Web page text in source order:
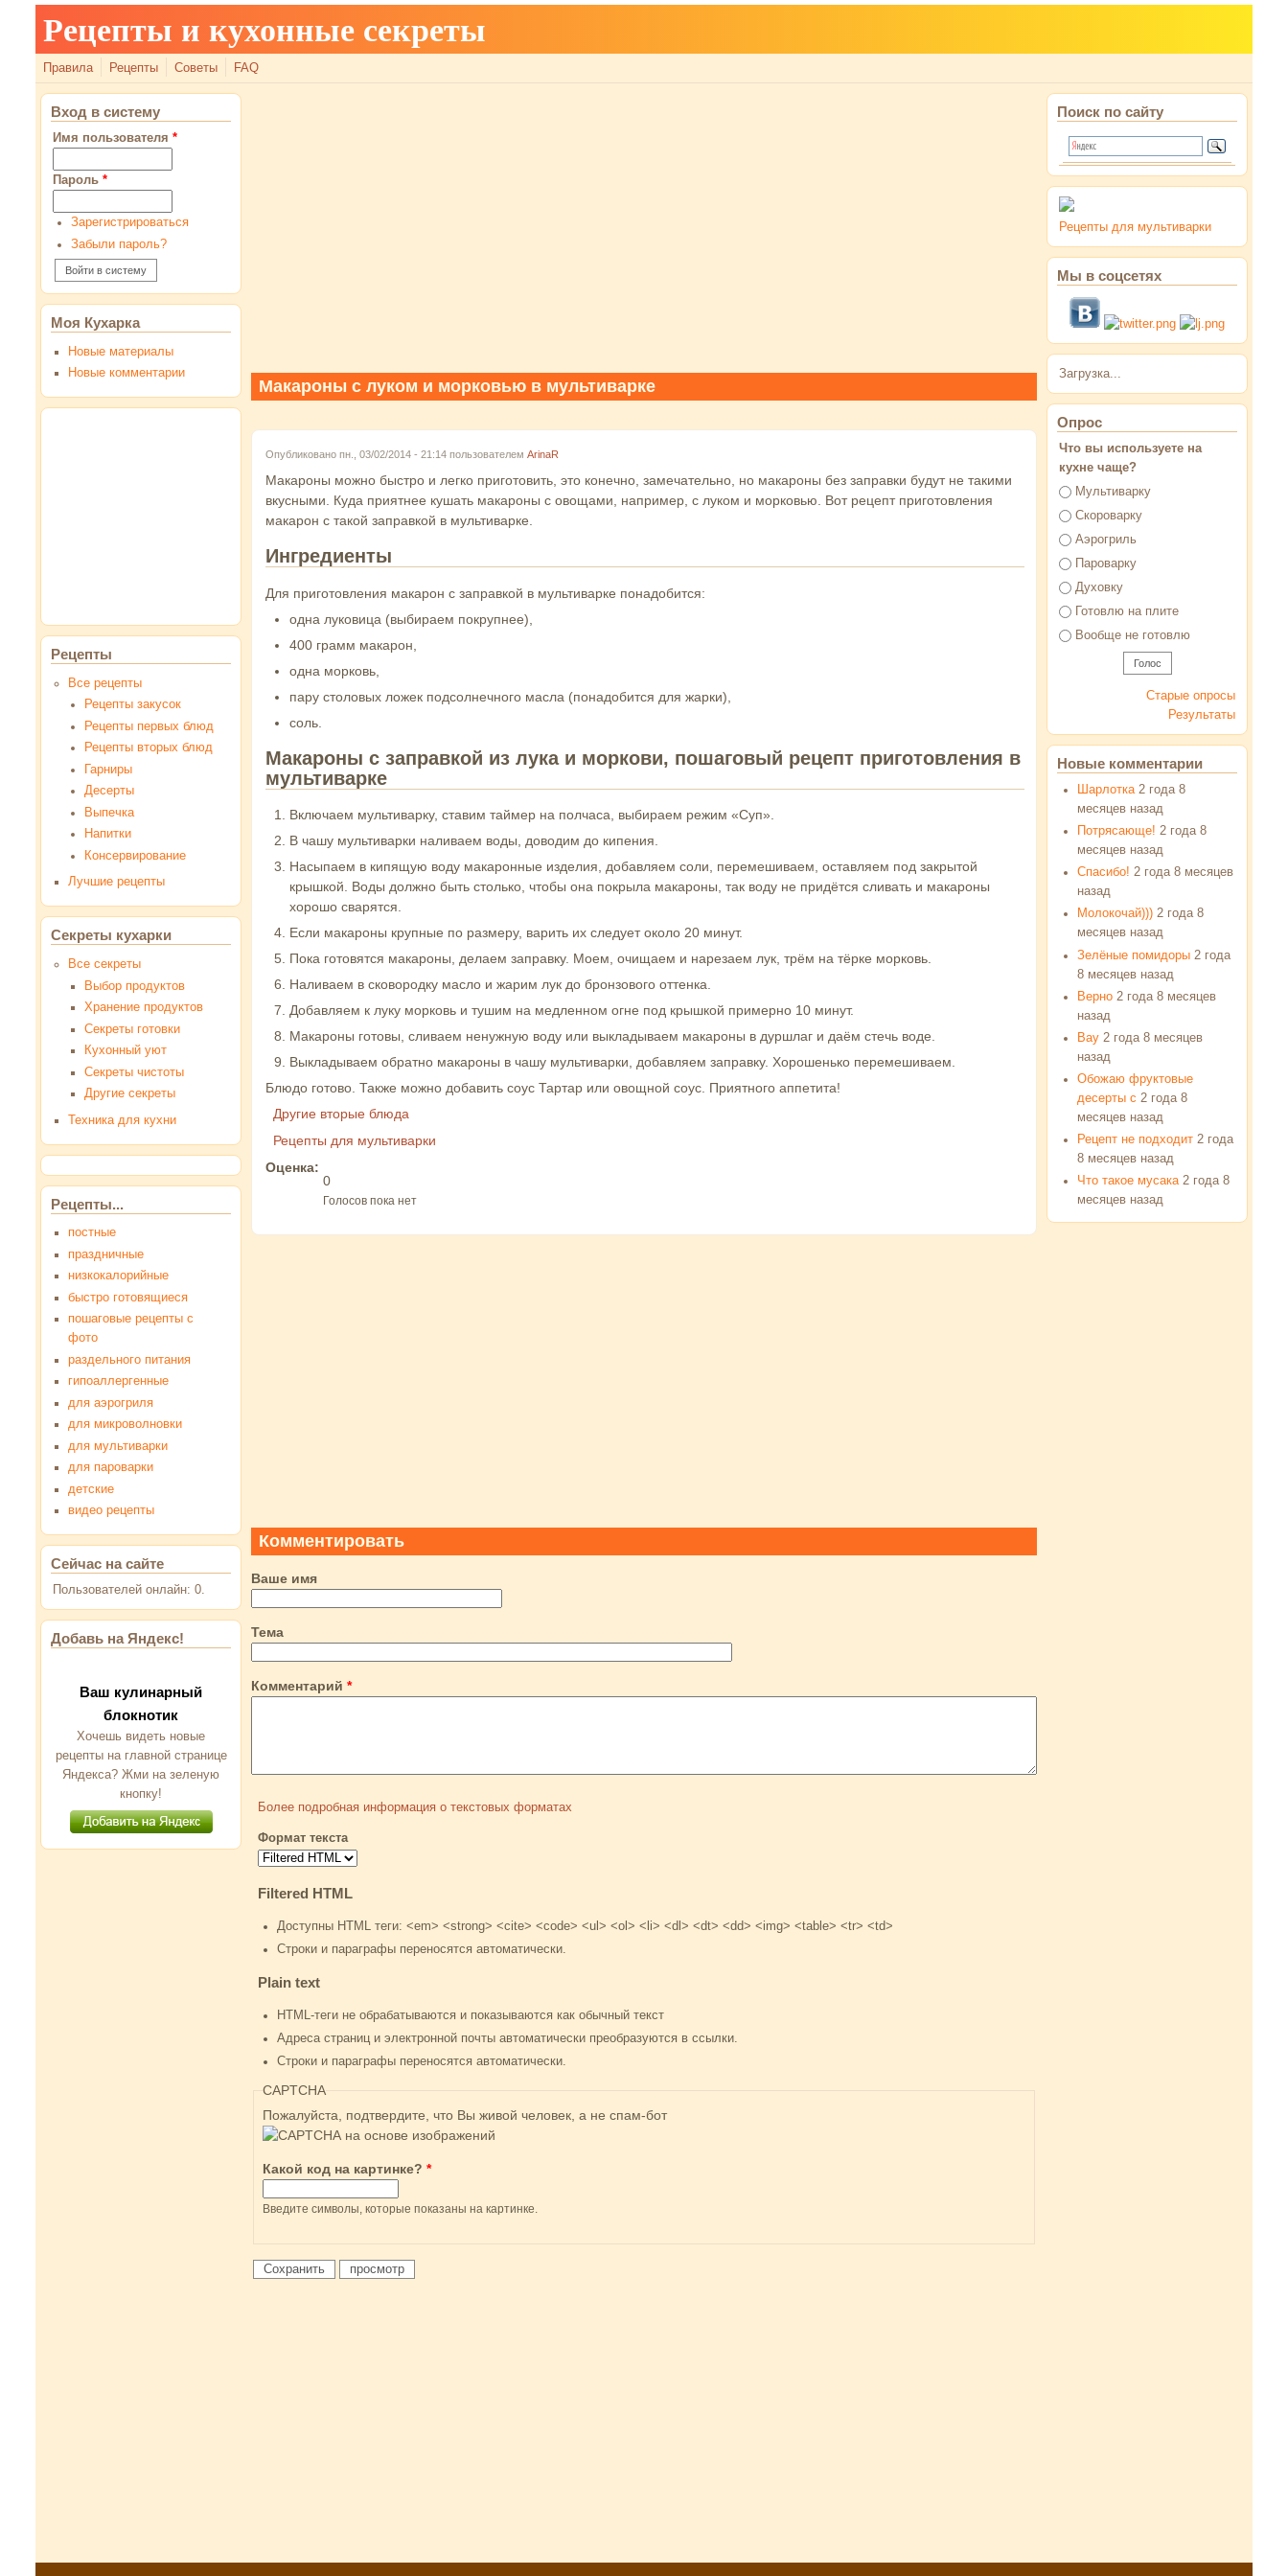
Рецепты и кухонные секреты
Правила Рецепты Советы FAQ
Макароны с луком и морковью в мультиварке
Опубликовано пн., 03/02/2014 - 21:14 пользователем ArinaR
Макароны можно быстро и легко приготовить, это конечно, замечательно, но макароны без заправки будут не такими
вкусными. Куда приятнее кушать макароны с овощами, например, с луком и морковью. Вот рецепт приготовления
макарон с такой заправкой в мультиварке.
Ингредиенты
Для приготовления макарон с заправкой в мультиварке понадобится:
одна луковица (выбираем покрупнее),
400 грамм макарон,
одна морковь,
пару столовых ложек подсолнечного масла (понадобится для жарки),
соль.
Макароны с заправкой из лука и моркови, пошаговый рецепт приготовления в
мультиварке
Включаем мультиварку, ставим таймер на полчаса, выбираем режим «Суп».
В чашу мультиварки наливаем воды, доводим до кипения.
Насыпаем в кипящую воду макаронные изделия, добавляем соли, перемешиваем, оставляем под закрытой
крышкой. Воды должно быть столько, чтобы она покрыла макароны, так воду не придётся сливать и макароны
хорошо сварятся.
Если макароны крупные по размеру, варить их следует около 20 минут.
Пока готовятся макароны, делаем заправку. Моем, очищаем и нарезаем лук, трём на тёрке морковь.
Наливаем в сковородку масло и жарим лук до бронзового оттенка.
Добавляем к луку морковь и тушим на медленном огне под крышкой примерно 10 минут.
Макароны готовы, сливаем ненужную воду или выкладываем макароны в дуршлаг и даём стечь воде.
Выкладываем обратно макароны в чашу мультиварки, добавляем заправку. Хорошенько перемешиваем.
Блюдо готово. Также можно добавить соус Тартар или овощной соус. Приятного аппетита!
Другие вторые блюда
Рецепты для мультиварки
Оценка:
0
Голосов пока нет
Комментировать
Ваше имя
Тема
Комментарий *
Более подробная информация о текстовых форматах
Формат текста
Filtered HTML
Доступны HTML теги: <em> <strong> <cite> <code> <ul> <ol> <li> <dl> <dt> <dd> <img> <table> <tr> <td>
Строки и параграфы переносятся автоматически.
Plain text
HTML-теги не обрабатываются и показываются как обычный текст
Адреса страниц и электронной почты автоматически преобразуются в ссылки.
Строки и параграфы переносятся автоматически.
CAPTCHA
Пожалуйста, подтвердите, что Вы живой человек, а не спам-бот
Какой код на картинке? *
Введите символы, которые показаны на картинке.
Вход в систему
Имя пользователя *
Пароль *
Зарегистрироваться
Забыли пароль?
Моя Кухарка
Новые материалы
Новые комментарии
Рецепты
Все рецепты
Рецепты закусок
Рецепты первых блюд
Рецепты вторых блюд
Гарниры
Десерты
Выпечка
Напитки
Консервирование
Лучшие рецепты
Секреты кухарки
Все секреты
Выбор продуктов
Хранение продуктов
Секреты готовки
Кухонный уют
Секреты чистоты
Другие секреты
Техника для кухни
Рецепты...
постные
праздничные
низкокалорийные
быстро готовящиеся
пошаговые рецепты с
фото
раздельного питания
гипоаллергенные
для аэрогриля
для микроволновки
для мультиварки
для пароварки
детские
видео рецепты
Сейчас на сайте
Пользователей онлайн: 0.
Добавь на Яндекс!
Ваш кулинарный
блокнотик
Хочешь видеть новые
рецепты на главной странице
Яндекса? Жми на зеленую
кнопку!
Поиск по сайту
Рецепты для мультиварки
Мы в соцсетях
Загрузка...
Опрос
Что вы используете на
кухне чаще?
Варианты
Мультиварку
Скороварку
Аэрогриль
Пароварку
Духовку
Готовлю на плите
Вообще не готовлю
Старые опросы
Результаты
Новые комментарии
Шарлотка 2 года 8
месяцев назад
Потрясающе! 2 года 8
месяцев назад
Спасибо! 2 года 8 месяцев
назад
Молокочай))) 2 года 8
месяцев назад
Зелёные помидоры 2 года
8 месяцев назад
Верно 2 года 8 месяцев
назад
Вау 2 года 8 месяцев
назад
Обожаю фруктовые
десерты с 2 года 8
месяцев назад
Рецепт не подходит 2 года
8 месяцев назад
Что такое мусака 2 года 8
месяцев назад